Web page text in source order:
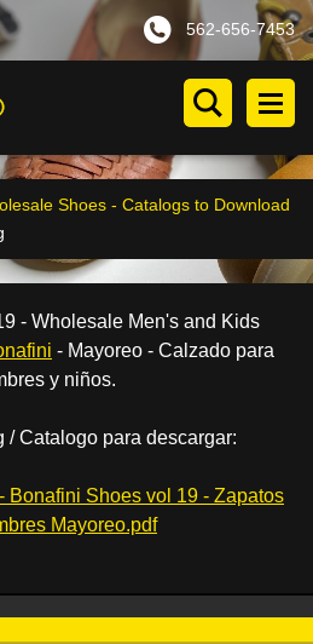
562-656-7453
Shoes - Catalogs to Download
- Wholesale Men's and Kids
- Mayoreo - Calzado para
y niños.
/ Catalogo para descargar:
Bonafini Shoes vol 19 - Zapatos
Mayoreo.pdf